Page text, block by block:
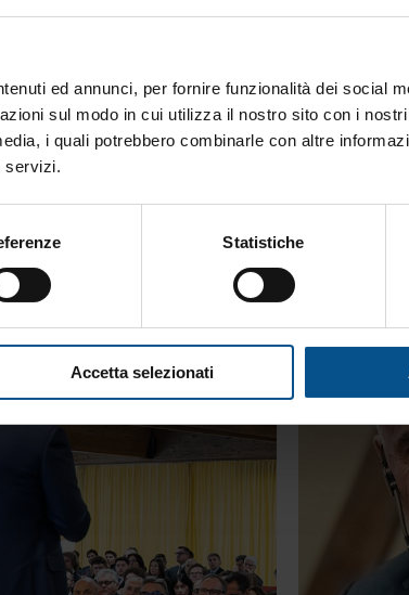
ed annunci, per fornire funzionalità dei social
sul modo in cui utilizza il nostro sito con i
i quali potrebbero combinarle con altre
servizi.
Statistiche
Accetta selezionati
professionale del consulente stesso.
e costruire valore nel lungo
Finance